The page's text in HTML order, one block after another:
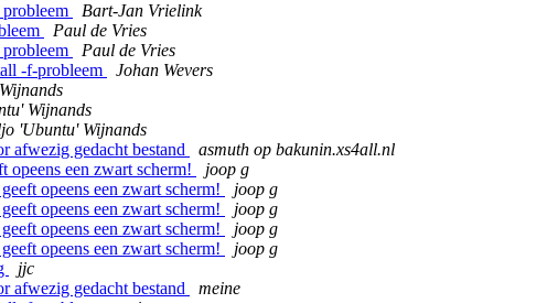
Bart-Jan Vrielink
Paul de Vries
Paul de Vries
-f-probleem
Johan Wevers
Wijnands
'Ubuntu' Wijnands
afwezig gedacht bestand
asmuth op bakunin.xs4all.nl
een zwart scherm!
joop g
opeens een zwart scherm!
joop g
opeens een zwart scherm!
joop g
opeens een zwart scherm!
joop g
opeens een zwart scherm!
joop g
jjc
afwezig gedacht bestand
meine